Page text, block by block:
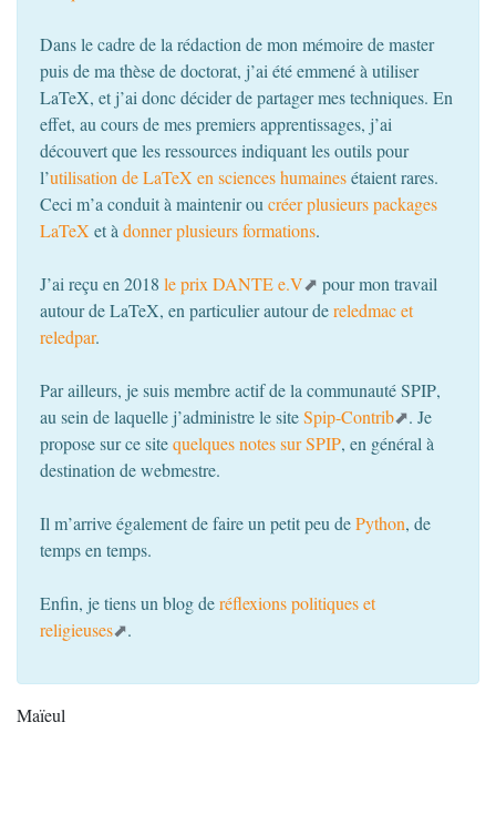
Dans le cadre de la rédaction de mon mémoire de master
puis de ma thèse de doctorat, j’ai été emmené à utiliser
LaTeX, et j’ai donc décider de partager mes techniques. En
effet, au cours de mes premiers apprentissages, j’ai
découvert que les ressources indiquant les outils pour
l’utilisation de LaTeX en sciences humainesétaient rares.
Ceci m’a conduit à maintenir ou créer plusieurs packages
LaTeX et à donner plusieurs formations.
J’ai reçu en 2018 le prix DANTEe.V
pour mon travail
autour de LaTeX, en particulier autour dereledmac et
reledpar.
Par ailleurs, je suis membre actif de la communautéSPIP,
au sein de laquelle j’administre le siteSpip-Contrib
. Je
propose sur ce sitequelques notes surSPIP, en général à
destination de webmestre.
Il m’arrive également de faire un petit peu dePython, de
temps en temps.
Enfin, je tiens un blog deréflexions politiques et
religieuses
.
Maïeul